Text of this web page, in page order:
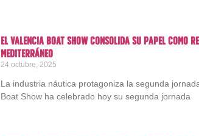
El Valencia Boat Show consolida su papel
Mediterráneo
24 octubre, 2025
La industria náutica protagoniza la segunda
Boat Show ha celebrado hoy su segunda jornada